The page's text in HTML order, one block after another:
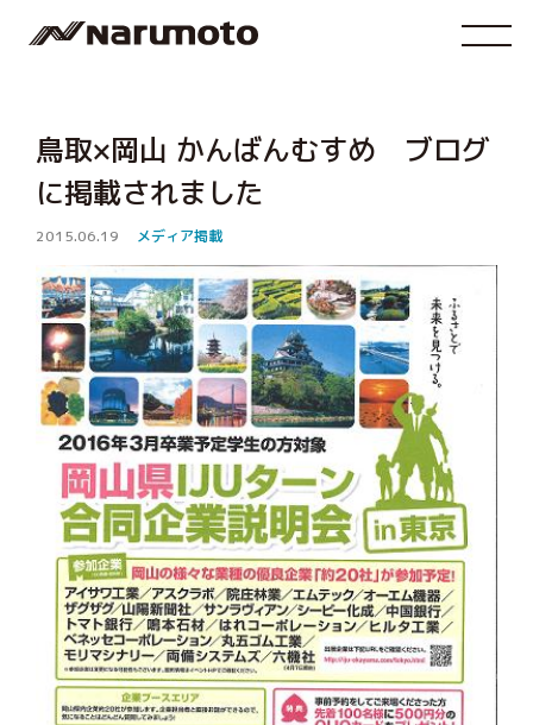
鳥取×岡山 かんばんむすめ ブログ
に掲載されました
2015.06.19 メディア掲載